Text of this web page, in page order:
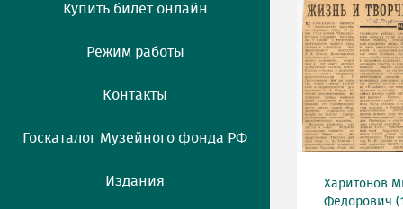
Купить билет онлайн
Режим работы
Контакты
Госкаталог Музейного фонда РФ
Издания
Харитонов
Федорович